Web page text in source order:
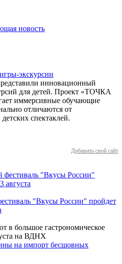
новость
экскурсии
инновационный
для детей. Проект «ТОЧКА
иммерсивные обучающие
отличаются от
спектаклей.
Добавить свой сайт
"Вкусы России" пройдет
в большое гастрономическое
на ВДНХ